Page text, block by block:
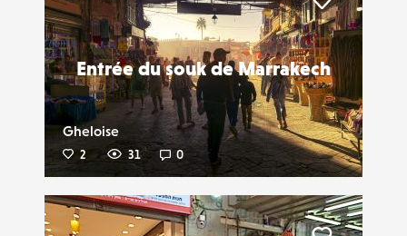
Entrée du souk de Marrakech
Gheloise
2 31 0
Liker